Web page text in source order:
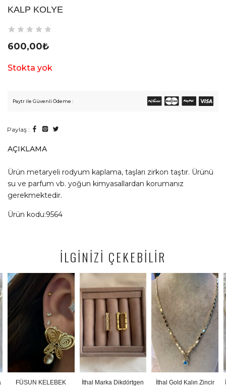
KALP KOLYE
600,00₺
Stokta yok
Paytr ile Güvenli Ödeme :
Paylaş :
AÇIKLAMA
Ürün metaryeli rodyum kaplama, taşları zirkon taştır. Ürünü
su ve parfum vb. yoğun kimyasallardan korumanız
gerekmektedir.
Ürün kodu:9564
İLGİNİZİ ÇEKEBİLİR
KELEBEK
İthal Marka Dikdörtgen
İthal Gold Kalın Zincir
İthal